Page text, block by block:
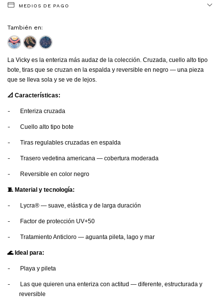
MEDIOS DE PAGO
También en:
La Vicky es la enteriza más audaz de la colección. Cruzada, cuello alto tipo
bote, tiras que se cruzan en la espalda y reversible en negro — una pieza
que se lleva sola y se ve de lejos.
📐 Características:
- Enteriza cruzada
- Cuello alto tipo bote
- Tiras regulables cruzadas en espalda
- Trasero vedetina americana — cobertura moderada
- Reversible en color negro
🧵 Material y tecnología:
- Lycra® — suave, elástica y de larga duración
- Factor de protección UV+50
- Tratamiento Anticloro — aguanta pileta, lago y mar
🌊 Ideal para:
- Playa y pileta
-
Las que quieren una enteriza con actitud — diferente, estructurada y
reversible